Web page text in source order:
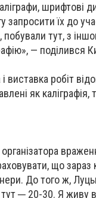
шрифтові
їх до
побували тут, з
— поділився
робіт
як каліграфія,
що
До того ж,
тут ─ 20-30. Я